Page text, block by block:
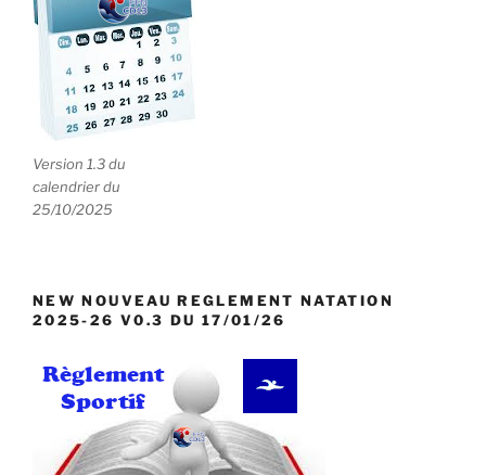
Version 1.3 du
calendrier du
25/10/2025
NEW NOUVEAU REGLEMENT NATATION
2025-26 V0.3 DU 17/01/26